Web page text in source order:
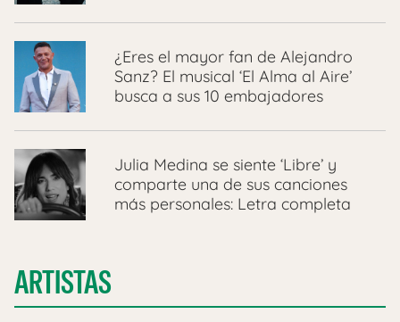
¿Eres el mayor fan de Alejandro
Sanz? El musical ‘El Alma al Aire’
busca a sus 10 embajadores
Julia Medina se siente ‘Libre’ y
comparte una de sus canciones
más personales: Letra completa
ARTISTAS